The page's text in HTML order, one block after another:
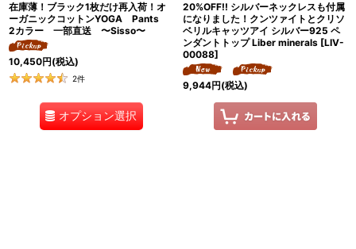
在庫薄！ブラック1枚だけ再入荷！オ
ーガニックコットンYOGA Pants
2カラー 一部直送 〜Sisso〜
10,450円(税込)
2件
オプション選択
20%OFF!! シルバーネックレスも付属
になりました！クンツァイトとクリソ
ベリルキャッツアイ シルバー925 ペ
ンダントトップ Liber minerals [LIV-
00088]
9,944円(税込)